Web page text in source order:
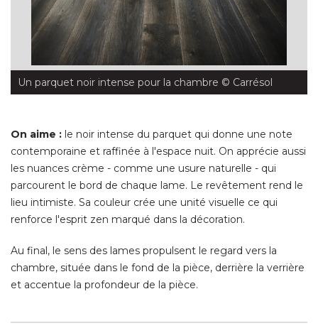
Un parquet noir intense pour la chambre © Carrésol
On aime : le noir intense du parquet qui donne une note
contemporaine et raffinée à l'espace nuit. On apprécie aussi
les nuances crème - comme une usure naturelle - qui
parcourent le bord de chaque lame. Le revêtement rend le
lieu intimiste. Sa couleur crée une unité visuelle ce qui
renforce l'esprit zen marqué dans la décoration.
Au final, le sens des lames propulsent le regard vers la
chambre, située dans le fond de la pièce, derrière la verrière
et accentue la profondeur de la pièce.